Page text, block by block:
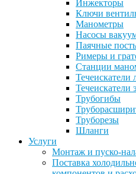
Инжекторы
Ключи
Манометры
Насосы
Паячные
Римеры и
Станции
Течеискатели
Течеискатели
Трубогибы
Труборезы
Шланги
Услуги
Монтаж и пуско-
Поставка